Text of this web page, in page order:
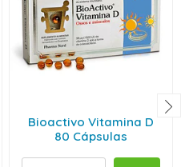
Bioactivo Vitamina D
80 Cápsulas